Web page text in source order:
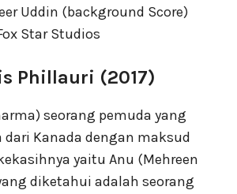
Uddin (background Score)
Star Studios
Phillauri (2017)
seorang pemuda yang
dari Kanada dengan maksud
yaitu Anu (Mehreen
diketahui adalah seorang